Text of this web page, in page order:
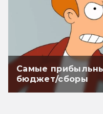
Самые
бюджет/сборы